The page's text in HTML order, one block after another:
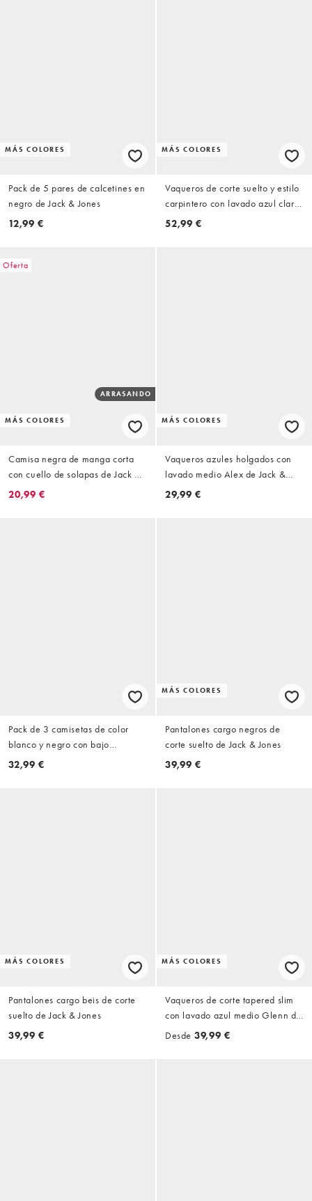
MÁS COLORES
Pack de 5 pares de calcetines en
negro de Jack & Jones
12,99 €
MÁS COLORES
Vaqueros de corte suelto y estilo
carpintero con lavado azul claro
Eddie de Jack & Jones
52,99 €
Oferta
MÁS COLORES
ARRASANDO
Camisa negra de manga corta
con cuello de solapas de Jack &
Jones
20,99 €
MÁS COLORES
Vaqueros azules holgados con
lavado medio Alex de Jack &
Jones
29,99 €
Pack de 3 camisetas de color
blanco y negro con bajo
redondeado alargado de Jack &
32,99 €
MÁS COLORES
Pantalones cargo negros de
corte suelto de Jack & Jones
39,99 €
MÁS COLORES
Pantalones cargo beis de corte
suelto de Jack & Jones
39,99 €
MÁS COLORES
Vaqueros de corte tapered slim
con lavado azul medio Glenn de
Jack & Jones
Desde 39,99 €